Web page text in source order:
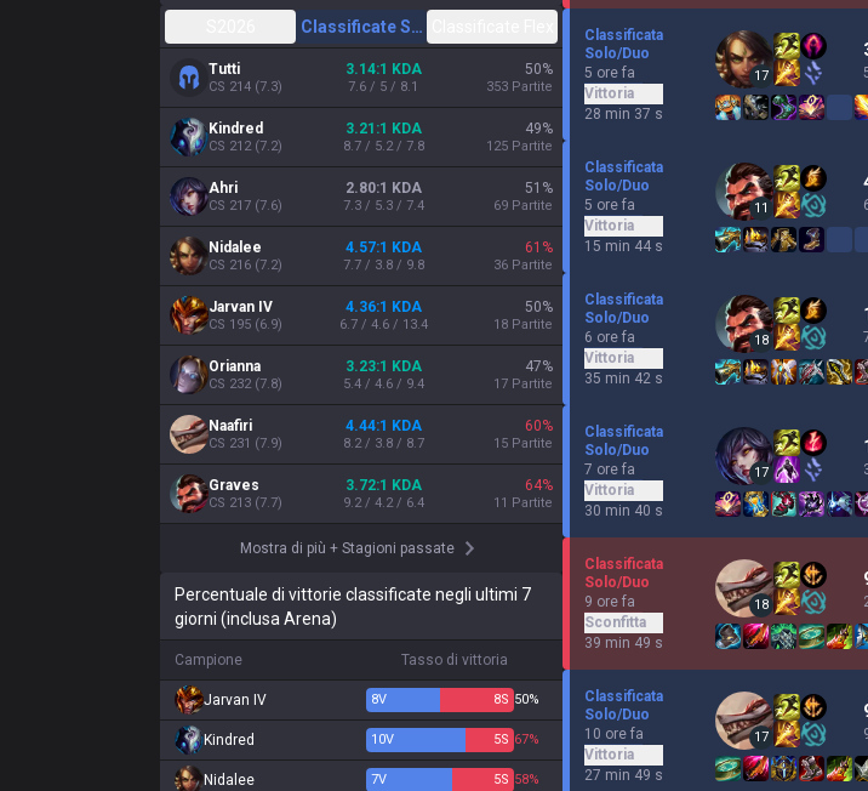
Classificate Solo/Duo
Tutti
CS 214 (7.3)
3.14:1 KDA
7.6 / 5 / 8.1
50%
353 Partite
Kindred
CS 212(7.2)
3.21:1 KDA
8.7 / 5.2 / 7.8
49%
125 Partite
Ahri
CS 217 (7.6)
2.80:1 KDA
7.3 / 5.3 / 7.4
51 %
69 Partite
Nidalee
CS 216 (7.2)
4.57:1 KDA
7.7 / 3.8 / 9.8
61 %
36 Partite
Jarvan IV
CS 195 (6.9)
4.36:1 KDA
6.7 / 4.6 / 13.4
50%
18 Partite
Orianna
CS 232(7.8)
3.23:1 KDA
5.4 / 4.6 / 9.4
47%
17 Partite
Naafiri
CS 231 (7.9)
4.44:1 KDA
8.2 / 3.8 / 8.7
60%
15 Partite
Graves
CS 213 (7.7)
3.72:1 KDA
9.2 / 4.2 / 6.4
64%
11 Partite
Mostra di più + Stagioni passate
Percentuale di vittorie classificate negli ultimi 7
giorni (inclusa Arena)
Campione Tasso di vittoria
Jarvan IV 8V 8S 50%
Kindred 10V 5S 67%
Nidalee 7V 5S 58%
Classificata
Solo/Duo
5 ore fa
Vittoria
28 min 37 s
17
Classificata
Solo/Duo
5 ore fa
Vittoria
15 min 44 s
11
Classificata
Solo/Duo
6 ore fa
Vittoria
35 min 42 s
18
Classificata
Solo/Duo
7 ore fa
Vittoria
30 min 40 s
17
Classificata
Solo/Duo
9 ore fa
Sconfitta
39 min 49 s
18
Classificata
Solo/Duo
10 ore fa
Vittoria
27 min 49 s
17